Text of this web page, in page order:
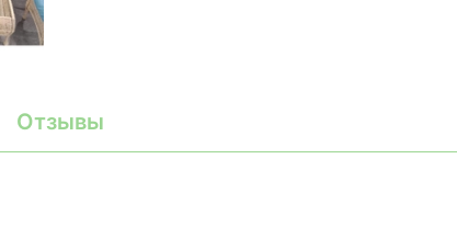
Отзывы